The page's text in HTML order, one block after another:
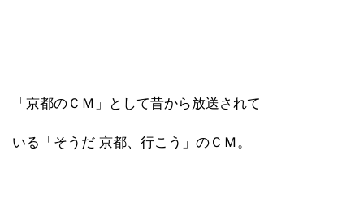
「京都のＣＭ」として昔から放送されて
いる「そうだ 京都、行こう」のＣＭ。